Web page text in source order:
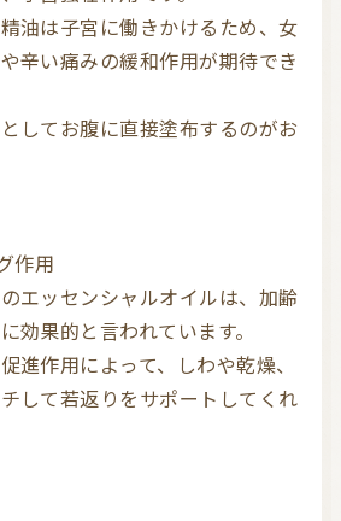
油は子宮に働きかけるため、女
辛い痛みの緩和作用が期待でき
してお腹に直接塗布するのがお
作用
エッセンシャルオイルは、加齢
効果的と言われています。
進作用によって、しわや乾燥、
して若返りをサポートしてくれ